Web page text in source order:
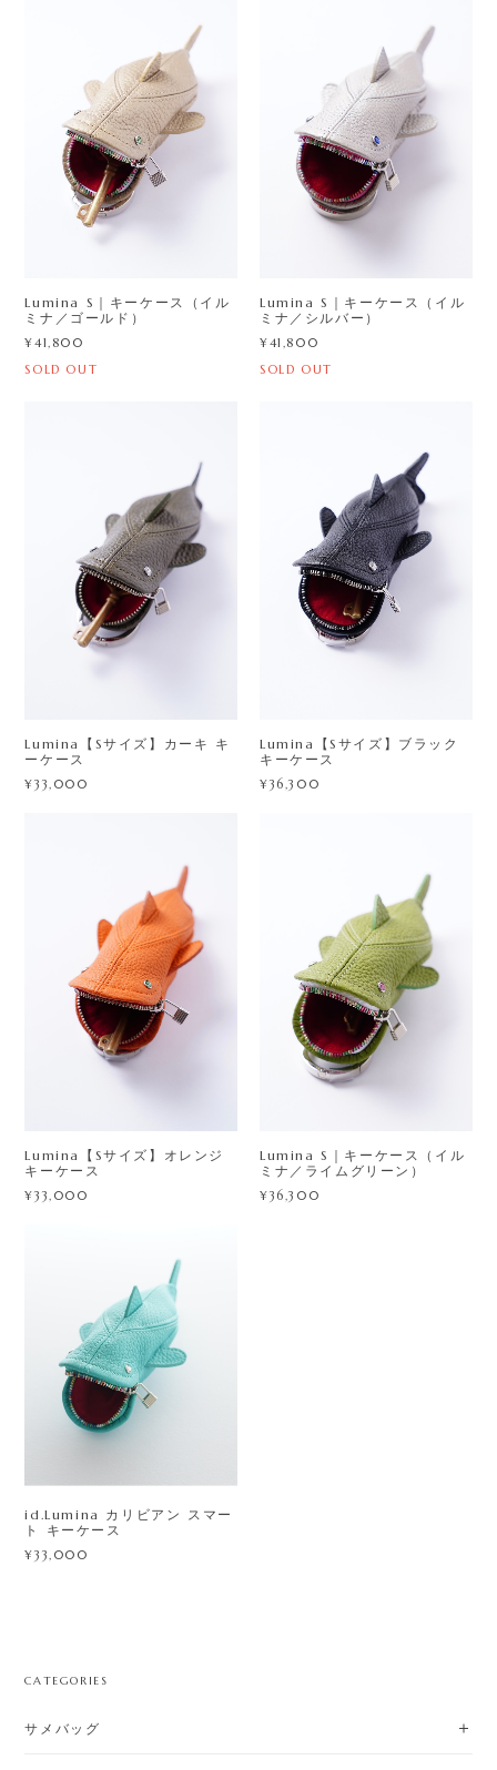
Lumina S｜キーケース（イル
ミナ／ゴールド）
¥41,800
SOLD OUT
Lumina S｜キーケース（イル
ミナ／シルバー）
¥41,800
SOLD OUT
Lumina【Sサイズ】カーキ キ
ーケース
¥33,000
Lumina【Sサイズ】ブラック
キーケース
¥36,300
Lumina【Sサイズ】オレンジ
キーケース
¥33,000
Lumina S｜キーケース（イル
ミナ／ライムグリーン）
¥36,300
id.Lumina カリビアン スマー
ト キーケース
¥33,000
CATEGORIES
サメバッグ